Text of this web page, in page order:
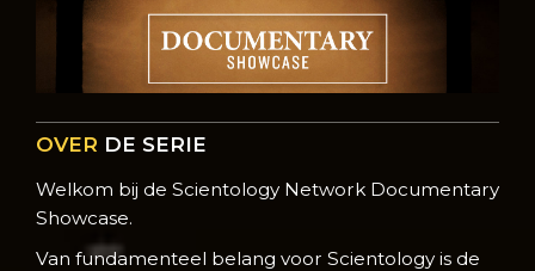
OVER DE SERIE
Welkom bij de Scientology Network Documentary
Showcase.
Van fundamenteel belang voor Scientology is de